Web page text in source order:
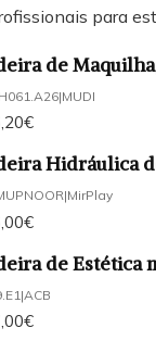
para
de
|MUDI
Hidráulica
|MirPlay
de Estética
|ACB